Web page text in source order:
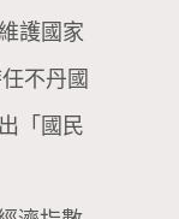
護國家
不丹國
「國民